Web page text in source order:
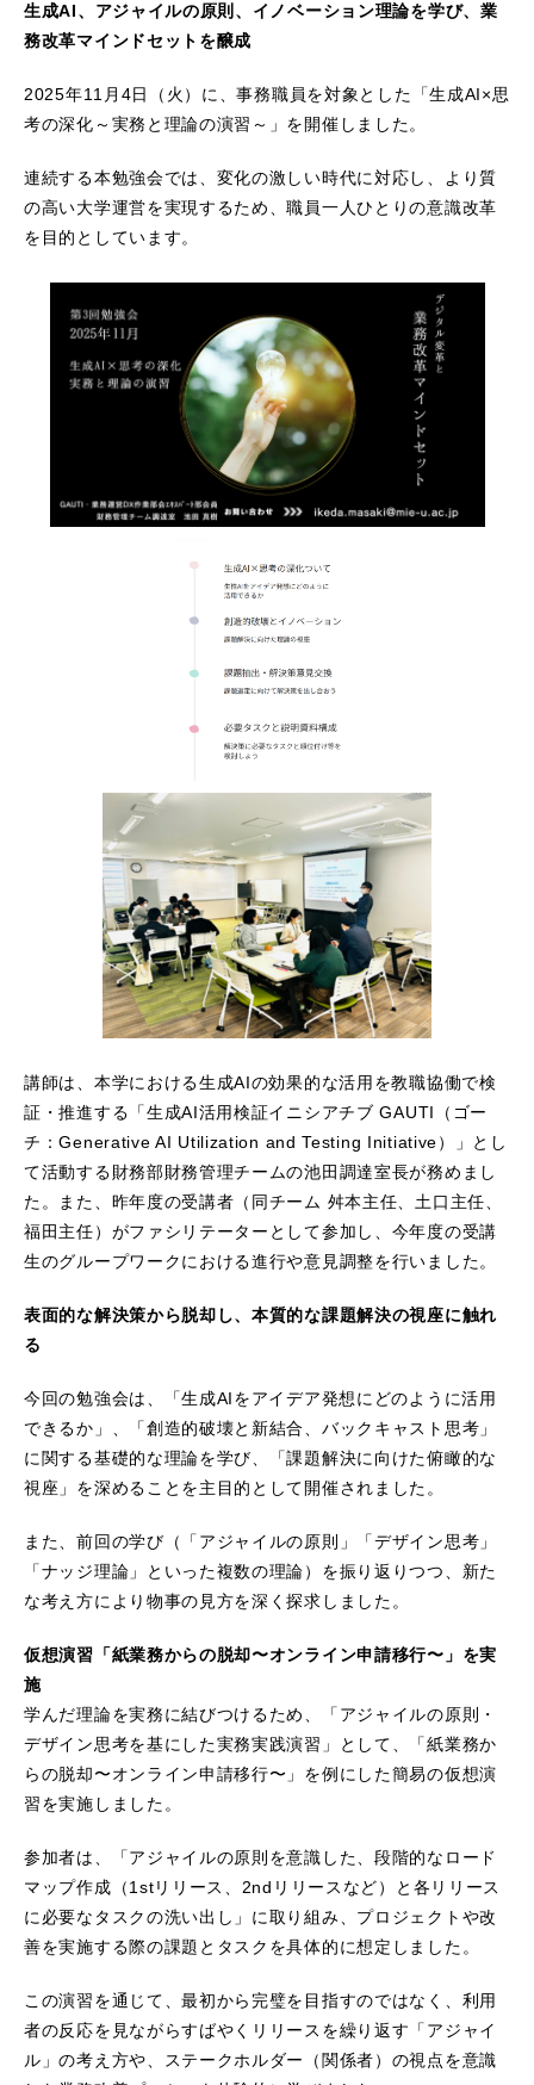
生成AI、アジャイルの原則、イノベーション理論を学び、業
務改革マインドセットを醸成
2025年11月4日（火）に、事務職員を対象とした「生成AI×思
考の深化～実務と理論の演習～」を開催しました。
連続する本勉強会では、変化の激しい時代に対応し、より質
の高い大学運営を実現するため、職員一人ひとりの意識改革
を目的としています。
講師は、本学における生成AIの効果的な活用を教職協働で検
証・推進する「生成AI活用検証イニシアチブ GAUTI（ゴー
チ：Generative AI Utilization and Testing Initiative）」とし
て活動する財務部財務管理チームの池田調達室長が務めまし
た。また、昨年度の受講者（同チーム 舛本主任、土口主任、
福田主任）がファシリテーターとして参加し、今年度の受講
生のグループワークにおける進行や意見調整を行いました。
表面的な解決策から脱却し、本質的な課題解決の視座に触れ
る
今回の勉強会は、「生成AIをアイデア発想にどのように活用
できるか」、「創造的破壊と新結合、バックキャスト思考」
に関する基礎的な理論を学び、「課題解決に向けた俯瞰的な
視座」を深めることを主目的として開催されました。
また、前回の学び（「アジャイルの原則」「デザイン思考」
「ナッジ理論」といった複数の理論）を振り返りつつ、新た
な考え方により物事の見方を深く探求しました。
仮想演習「紙業務からの脱却〜オンライン申請移行〜」を実
施
学んだ理論を実務に結びつけるため、「アジャイルの原則・
デザイン思考を基にした実務実践演習」として、「紙業務か
らの脱却〜オンライン申請移行〜」を例にした簡易の仮想演
習を実施しました。
参加者は、「アジャイルの原則を意識した、段階的なロード
マップ作成（1stリリース、2ndリリースなど）と各リリース
に必要なタスクの洗い出し」に取り組み、プロジェクトや改
善を実施する際の課題とタスクを具体的に想定しました。
この演習を通じて、最初から完璧を目指すのではなく、利用
者の反応を見ながらすばやくリリースを繰り返す「アジャイ
ル」の考え方や、ステークホルダー（関係者）の視点を意識